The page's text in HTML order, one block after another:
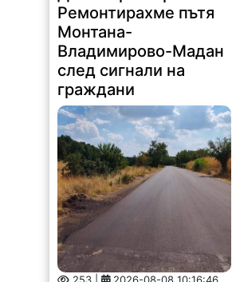
Ремонтирахме пътя
Монтана-
Владимирово-Мадан
след сигнали на
граждани
253 | 2026-08-08 10:16:46